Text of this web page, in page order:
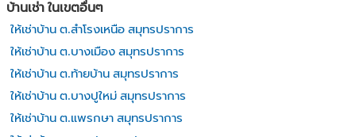
บ้านเช่า ในเขตอื่นๆ
ให้เช่าบ้าน ต.สำโรงเหนือ สมุทรปราการ
ให้เช่าบ้าน ต.บางเมือง สมุทรปราการ
ให้เช่าบ้าน ต.ท้ายบ้าน สมุทรปราการ
ให้เช่าบ้าน ต.บางปูใหม่ สมุทรปราการ
ให้เช่าบ้าน ต.แพรกษา สมุทรปราการ